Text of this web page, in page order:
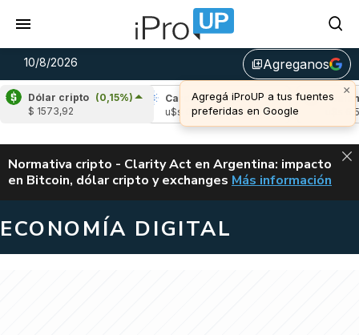
10/8/2026 library_addAgreganos
×
Agregá iProUP a tus fuentes
preferidas en Google
Dólar cripto (0,15%)
$ 1573,92
(-0,08%)
Cardano
(-0,56%)
u$s 0,20
Avalanche
ALERTA
Normativa cripto - Clarity Act en Argentina: impacto
en Bitcoin, dólar cripto y exchanges CLARITY ACT EN
Más información
ECONOMÍA DIGITAL